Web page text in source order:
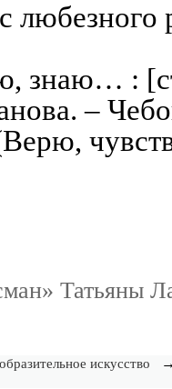
любезного
знаю… :
–
Татьяны
искусство